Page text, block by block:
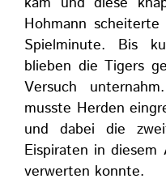
Hohmann
Spielminute. Bis
blieben die Tigers
Versuch
musste Herden
und dabei die
Eispiraten in
verwerten konnte.